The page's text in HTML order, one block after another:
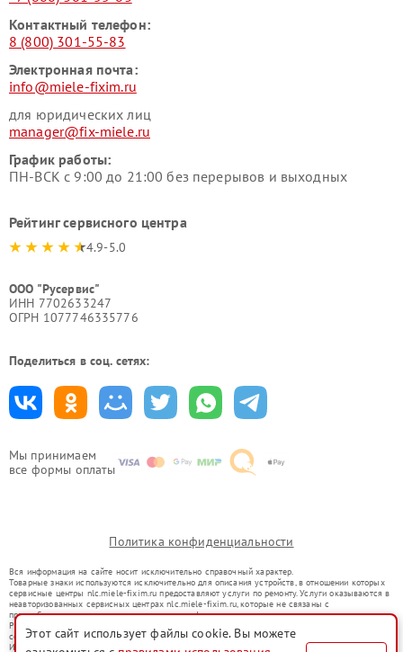
Мы принимаем
все формы оплаты
Контактный телефон:
8 (800) 301-55-83
Электронная почта:
info@miele-fixim.ru
для юридических лиц
manager@fix-miele.ru
График работы:
ПН-ВСК с 9:00 до 21:00 без перерывов и выходных
Рейтинг сервисного центра
4.9-5.0
ООО "Русервис"
ИНН 7702633247
ОГРН 1077746335776
Поделиться в соц. сетях:
Политика конфиденциальности
Вся информация на сайте носит исключительно справочный характер.
Товарные знаки используются исключительно для описания устройств, в отношении которых
сервисные центры nlc.miele-fixim.ru предоставляют услуги по ремонту. Услуги оказываются в
неавторизованных сервисных центрах nlc.miele-fixim.ru, которые не связаны с
правообладателями товарных знаков или их официальными представителями.
Ремонт осуществляется для устройств, уже введенных в гражданский оборот в соответствии
со статьей 1487 ГК РФ.
Использование товарных знаков не преследует цели индивидуализации услуг или введения
Этот сайт использует файлы cookie. Вы можете